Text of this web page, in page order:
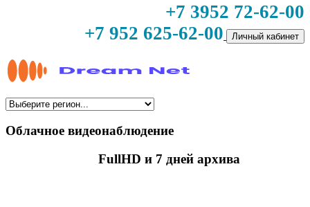
+7 3952 72-62-00
+7 952 625-62-00
Личный кабинет
Облачное видеонаблюдение
FullHD и 7 дней архива